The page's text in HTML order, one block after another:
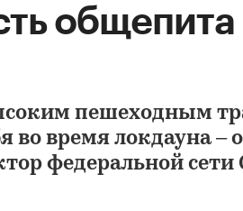
общепита
пешеходным
во время локдауна –
федеральной сети